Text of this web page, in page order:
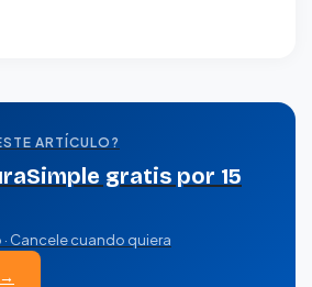
ARTÍCULO?
gratis por 15
Cancele cuando quiera